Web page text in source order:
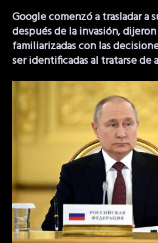
Google comenzó a trasladar a
después de la invasión,
familiarizadas con las
ser identificadas al tratarse de